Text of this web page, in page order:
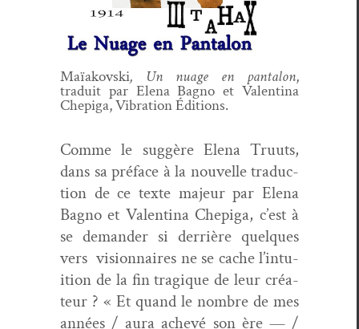
Maïakovs­ki, Un nuage en pan­talon,
traduit par Ele­na Bag­no et Valenti­na
Chep­i­ga, Vibra­tion Éditions.
Comme le sug­gère Ele­na Tru­uts,
dans sa pré­face à la nou­velle tra­duc­
tion de ce texte majeur par Ele­na
Bag­no et Valenti­na Chep­i­ga, c’est à
se deman­der si der­rière quelques
vers vision­naires ne se cache l’in­tu­
ition de la fin trag­ique de leur créa­
teur ? « Et quand le nom­bre de mes
années / aura achevé son ère — /